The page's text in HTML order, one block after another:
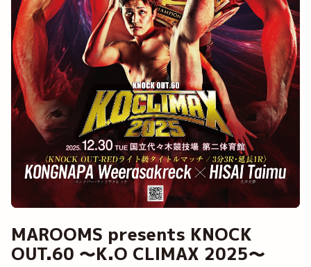
MAROOMS presents KNOCK
OUT.60 ～K.O CLIMAX 2025～